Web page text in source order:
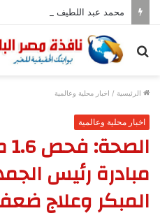
بحث
الرئيسية / اخبار محلية وعالمية
اخبار محلية وعالمية
مبادرة رئيس
المبكر وعلاج